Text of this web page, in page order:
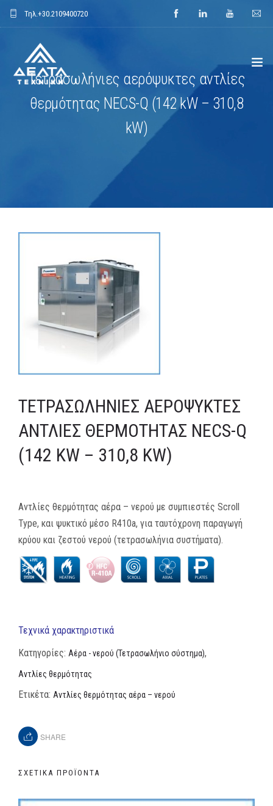
Τηλ.+30.2109400720
ΑΡΧΙΚΗ
ΠΡΟΙΟΝΤΑ
MEDIA
ΦΥΛΛΑΔΙΑ
E-SHOP
Τετρασωλήνιες αερόψυκτες αντλίες
θερμότητας NECS-Q (142 kW – 310,8
kW)
ΤΕΤΡΑΣΩΛΉΝΙΕΣ ΑΕΡΌΨΥΚΤΕΣ
ΑΝΤΛΊΕΣ ΘΕΡΜΌΤΗΤΑΣ NECS-Q
(142 KW – 310,8 KW)
Αντλίες θερμότητας αέρα – νερού με συμπιεστές Scroll
Type, και ψυκτικό μέσο R410a, για ταυτόχρονη παραγωγή
κρύου και ζεστού νερού (τετρασωλήνια συστήματα).
Τεχνικά χαρακτηριστικά
Κατηγορίες: Αέρα - νερού (Τετρασωλήνιο σύστημα),
Αντλίες θερμότητας
Ετικέτα: Αντλίες θερμότητας αέρα – νερού
SHARE
ΣΧΕΤΙΚΆ ΠΡΟΪΌΝΤΑ